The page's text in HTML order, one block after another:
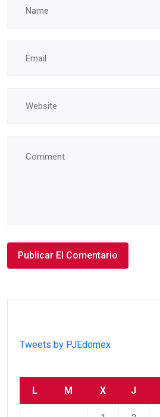
Tweets by PJEdomex
L M X J